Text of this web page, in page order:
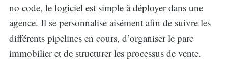
no code, le logiciel est simple à déployer dans une
agence. Il se personnalise aisément afin de suivre les
différents pipelines en cours, d’organiser le parc
immobilier et de structurer les processus de vente.